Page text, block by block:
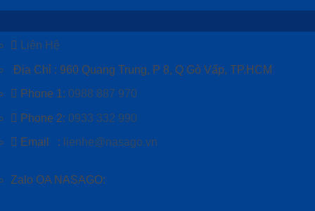
Liên Hệ
Địa Chỉ : 960 Quang Trung, P 8, Q Gò Vấp, TP.HCM
Phone 1: 0988 887 970
Phone 2: 0933 332 990
Email : lienhe@nasago.vn
Zalo OA NASAGO: